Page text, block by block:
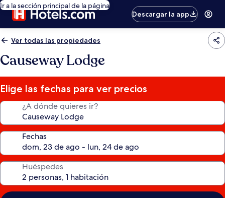
Ir a la sección principal de la página
Descargar la app
Ver todas las propiedades
Causeway Lodge
Elige las fechas para ver precios
¿A dónde quieres ir?
Fechas
Huéspedes